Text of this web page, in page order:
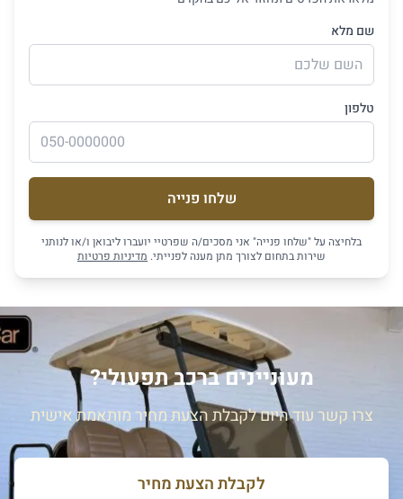
שם מלא
טלפון
שלחו פנייה
בלחיצה על "שלחו פנייה" אני מסכים/ה שפרטיי יועברו ליבואן ו/או לנותני
שירות בתחום לצורך מתן מענה לפנייתי. מדיניות פרטיות
מעוניינים ברכב תפעולי?
צרו קשר עוד היום לקבלת הצעת מחיר מותאמת אישית
לקבלת הצעת מחיר